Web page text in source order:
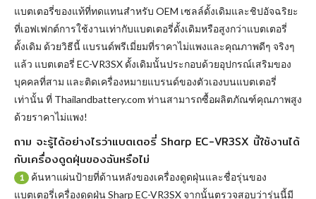
แบตเตอรี่ของแท้ที่ทดแทนสำหรับ OEM เซลล์ดั้งเดิมและชิปอัจฉริยะ
ที่เอฟเฟกต์การใช้งานเท่ากับแบตเตอรี่ดั้งเดิมหรือสูงกว่าแบตเตอรี่
ดั้งเดิม ด้วยวิธีนี้ แบรนด์พรีเมี่ยมที่ราคาไม่แพงและคุณภาพดีๆ จริงๆ
แล้ว แบตเตอรี่ EC-VR3SX ดั้งเดิมนั้นประกอบด้วยอุปกรณ์เสริมของ
บุคคลที่สาม และติดเครื่องหมายแบรนด์ของตัวเองบนแบตเตอรี่
เท่านั้น ที่ Thailandbattery.com ท่านสามารถซื้อผลิตภัณฑ์คุณภาพสูง
ด้วยราคาไม่แพง!
ถาม จะรู้ได้อย่างไรว่าแบตเตอรี่ Sharp EC-VR3SX นี้ใช้งานได้
กับเครื่องดูดฝุ่นของฉันหรือไม่
1
ค้นหาแผ่นป้ายที่ด้านหลังของเครื่องดูดฝุ่นและชื่อรุ่นของ
แบตเตอรี่เครื่องดูดฝุ่น Sharp EC-VR3SX จากนั้นตรวจสอบว่ารุ่นนี้มี